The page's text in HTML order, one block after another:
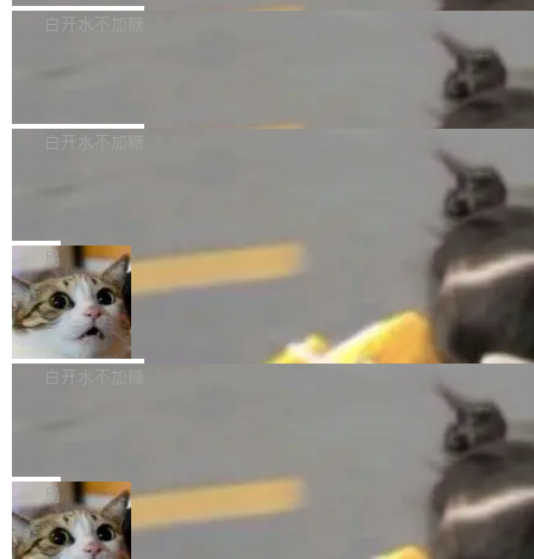
自研的多个文生3D和...
整性保护。效果是：吞吐量提升 41%，每 token
让语音识别不再只是听清，而是真正听懂。通过
w 不要求标准普通话，方言识别覆盖粤语、吴语
新和少量网页兼容性修复版本。 Changes/fixe
容提供的字体时出现的几个问题 为避免音频加
质的最低采样率）的音频格式将被拒绝 修复了 C
SS 圆角虚线样式中可能存在的问题 如果表单中
的图像元素不在同一个子树中，则它们将不再关
联 加...
白开水不加糖
发布的 Release Notes，他利用 AI 工具（如 Co
最强的若干项。对于尚未正式发版的 PG 19，则
通过拉取过去一年内（从 PG 18 Beta1 时间点
至今）的所有 commit，同样交由 AI 分析提炼。
经过人工复核，准确度令人满意。这一方法也为
社区爱好者提供了高效跟踪新版本的思路。
白开水不加糖
维护工作一直与我的日常工作、家务、社交生活
和休闲娱乐竞争时间。" 这是 libexpat 维护者 S
ebastian Pipping 写在博客里的话。8 月 4 日，
他宣布了一个新消息：从 2026 年 8 月 1 日起，
他可以全职维护 libexpat 了，最长 6 个月。发
库之一。你的操作系统、浏览器、无数的基础设
施软件，很可能都在用它。而过去十年，维护它
的人一直在用业余...
局
Firefox 153.0.3 发布
Firefox 153.0.3 现已发布，具体更新内容如
下： New Smart Window 包含多项增强功能：
gi?id=2019042">Bug&nbsp;2019042</a>）</l
i> <li>现在，助手可以直接使用 Exa 的网络搜索
结果回答问题，而无需将问题转交给搜索引擎。
白开水不加糖
的 npm 包。项目的核心论点是：容器不适合 Ag
ent 计算。真正适合的，是 Isolate。 Cloudflare
工程师在这件事上没什么可谦虚的——他们用 W
局
OpenAI 公开邮件和聊天记录回应苹果